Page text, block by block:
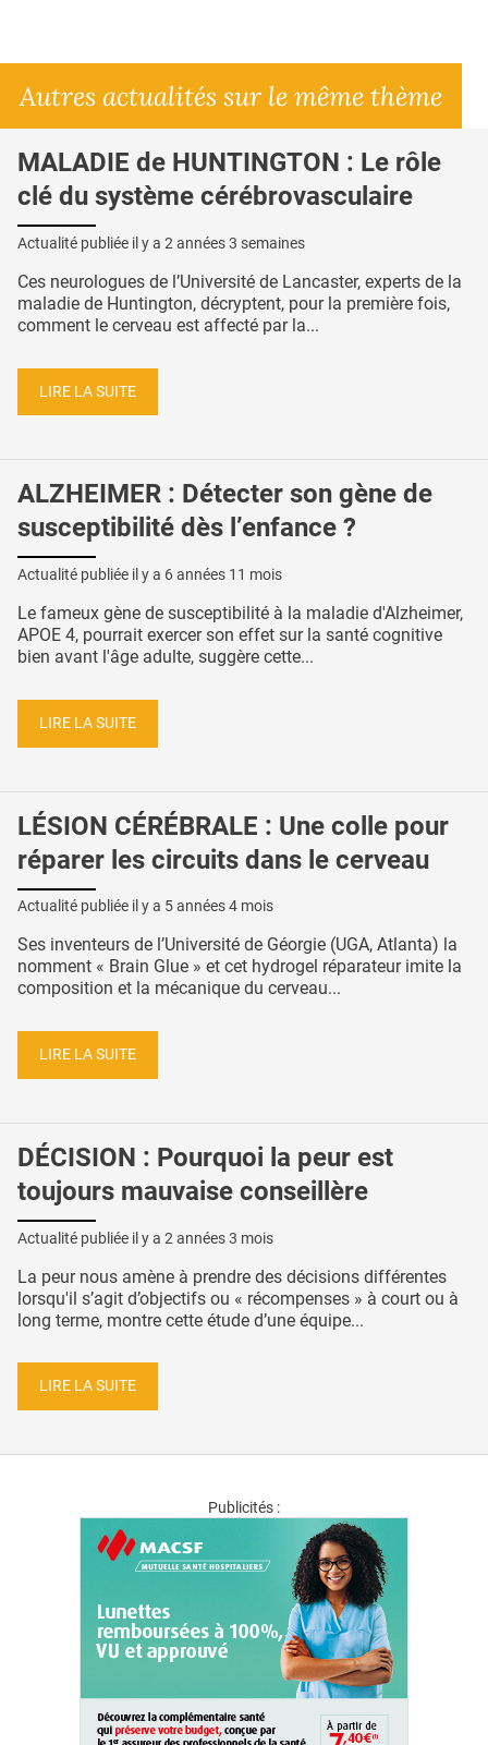
Autres actualités sur le même thème
MALADIE de HUNTINGTON : Le rôle
clé du système cérébrovasculaire
Actualité publiée il y a 2 années 3 semaines
Ces neurologues de l’Université de Lancaster, experts de la
maladie de Huntington, décryptent, pour la première fois,
comment le cerveau est affecté par la...
LIRE LA SUITE
ALZHEIMER : Détecter son gène de
susceptibilité dès l’enfance ?
Actualité publiée il y a 6 années 11 mois
Le fameux gène de susceptibilité à la maladie d'Alzheimer,
APOE 4, pourrait exercer son effet sur la santé cognitive
bien avant l'âge adulte, suggère cette...
LIRE LA SUITE
LÉSION CÉRÉBRALE : Une colle pour
réparer les circuits dans le cerveau
Actualité publiée il y a 5 années 4 mois
Ses inventeurs de l’Université de Géorgie (UGA, Atlanta) la
nomment « Brain Glue » et cet hydrogel réparateur imite la
composition et la mécanique du cerveau...
LIRE LA SUITE
DÉCISION : Pourquoi la peur est
toujours mauvaise conseillère
Actualité publiée il y a 2 années 3 mois
La peur nous amène à prendre des décisions différentes
lorsqu'il s’agit d’objectifs ou « récompenses » à court ou à
long terme, montre cette étude d’une équipe...
LIRE LA SUITE
Publicités :